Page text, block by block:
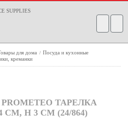
для дома / Посуда и кухонные
креманки
PROMETEO ТАРЕЛКА
H 3 СМ (24/864)